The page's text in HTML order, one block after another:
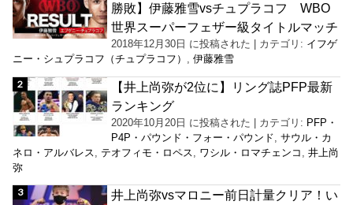
勝敗】伊藤雅雪vsチュプラコフ WBO
世界スーパーフェザー級タイトルマッチ
2018年12月30日 に投稿された カテゴリ: イフゲ
ニー・シュプラコフ（チュプラコフ） ,伊藤雅雪
【井上尚弥が2位に】リング誌PFP最新
ランキング
2020年10月20日 に投稿された | カテゴリ: PFP・
P4P・パウンド・フォー・パウンド ,サウル・カ
ネロ・アルバレス
テオフィモ・ロペス ワシル・ロマチェンコ ,井上尚
弥
井上尚弥vsマロニー前日計量クリア！い